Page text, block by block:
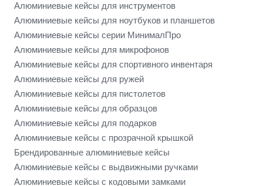
Алюминиевые кейсы для инструментов
Алюминиевые кейсы для ноутбуков и планшетов
Алюминиевые кейсы серии МинималПро
Алюминиевые кейсы для микрофонов
Алюминиевые кейсы для спортивного инвентаря
Алюминиевые кейсы для ружей
Алюминиевые кейсы для пистолетов
Алюминиевые кейсы для образцов
Алюминиевые кейсы для подарков
Алюминиевые кейсы с прозрачной крышкой
Брендированные алюминиевые кейсы
Алюминиевые кейсы с выдвижными ручками
Алюминиевые кейсы с кодовыми замками